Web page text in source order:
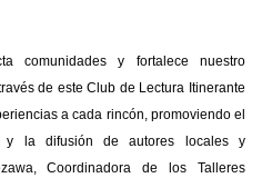
comunidades y fortalece nuestro
de este Club de Lectura Itinerante
a cada rincón, promoviendo el
y la difusión de autores locales y
Coordinadora de los Talleres